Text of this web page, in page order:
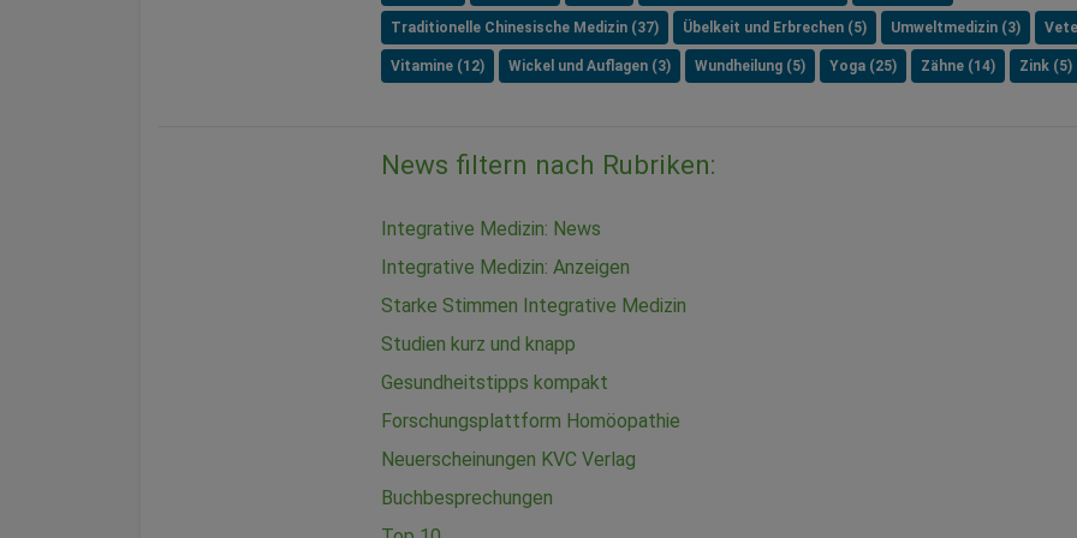
Traditionelle Chinesische Medizin (37) Übelkeit und Erbrechen (5) Umweltmedizin (3)
Vitamine (12) Wickel und Auflagen (3) Wundheilung (5) Yoga (25) Zähne (14) Zink (5)
News filtern nach Rubriken:
Integrative Medizin: News
Integrative Medizin: Anzeigen
Starke Stimmen Integrative Medizin
Studien kurz und knapp
Gesundheitstipps kompakt
Forschungsplattform Homöopathie
Neuerscheinungen KVC Verlag
Buchbesprechungen